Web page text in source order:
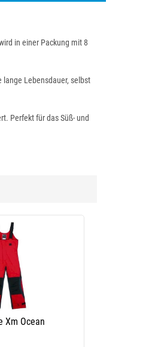
in einer Packung mit 8
lange Lebensdauer, selbst
Perfekt für das Süß- und
Xm Ocean